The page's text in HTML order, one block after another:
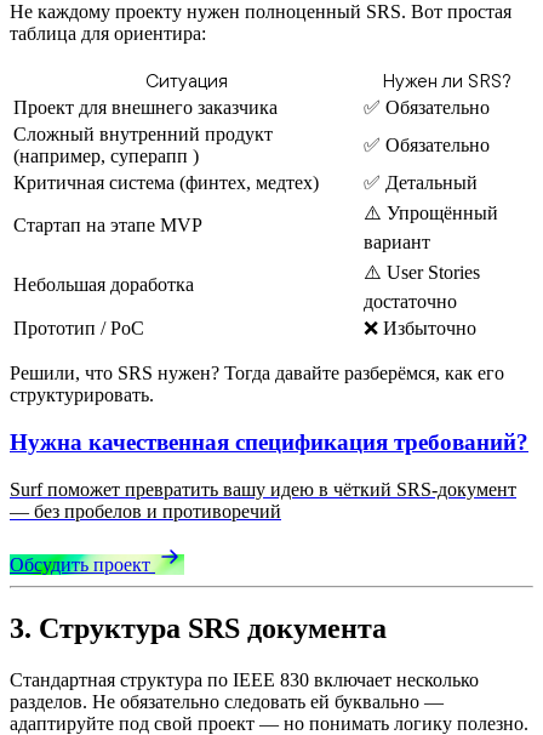
Не каждому проекту нужен полноценный SRS. Вот простая
таблица для ориентира:
Ситуация Нужен ли SRS?
Проект для внешнего заказчика
✅ Обязательно
Сложный внутренний продукт
(например, суперапп )
✅ Обязательно
Критичная система (финтех, медтех)
✅ Детальный
Стартап на этапе MVP
⚠️ Упрощённый
вариант
Небольшая доработка
⚠️ User Stories
достаточно
Прототип / PoC
❌ Избыточно
Решили, что SRS нужен? Тогда давайте разберёмся, как его
структурировать.
Нужна качественная спецификация требований?
Surf поможет превратить вашу идею в чёткий SRS-документ
— без пробелов и противоречий
Обсудить проект
3. Структура SRS документа
Стандартная структура по IEEE 830 включает несколько
разделов. Не обязательно следовать ей буквально —
адаптируйте под свой проект — но понимать логику полезно.